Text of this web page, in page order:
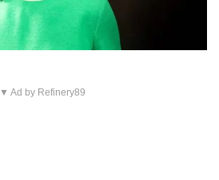
▼ Ad by Refinery89